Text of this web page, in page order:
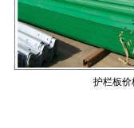
护栏板价